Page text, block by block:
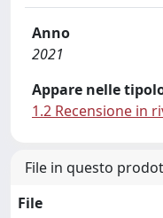
Anno
2021
Appare nelle
1.2 Recensione in
File in questo
File